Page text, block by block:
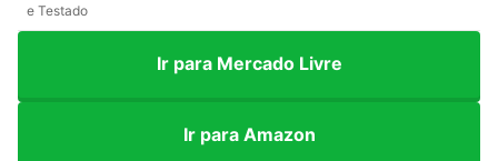
e Testado
Ir para Mercado Livre
Ir para Amazon